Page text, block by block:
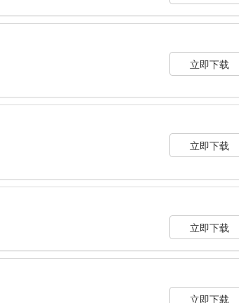
立即下载
立即下载
立即下载
立即下载